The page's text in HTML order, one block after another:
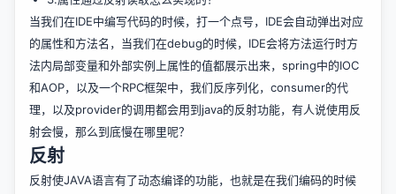
当我们在IDE中编写代码的时候，打一个点号，IDE会自动弹出对应
的属性和方法名，当我们在debug的时候，IDE会将方法运行时方
法内局部变量和外部实例上属性的值都展示出来，spring中的IOC
和AOP，以及一个RPC框架中，我们反序列化，consumer的代
理，以及provider的调用都会用到java的反射功能，有人说使用反
射会慢，那么到底慢在哪里呢？
反射
反射使JAVA语言有了动态编译的功能，也就是在我们编码的时候